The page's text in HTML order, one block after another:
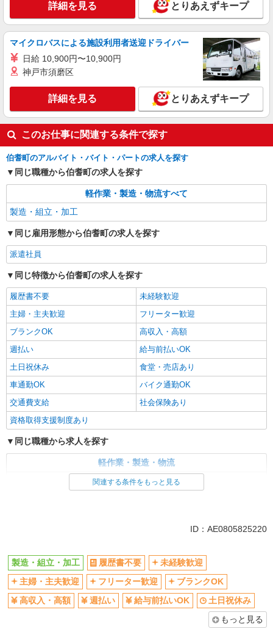
詳細を見る とりあえずキープ
マイクロバスによる施設利用者送迎ドライバー
日給 10,900円〜10,900円
神戸市須磨区
詳細を見る とりあえずキープ
このお仕事に関連する条件で探す
伯耆町のアルバイト・バイト・パートの求人を探す
同じ職種から伯耆町の求人を探す
軽作業・製造・物流すべて
製造・組立・加工
同じ雇用形態から伯耆町の求人を探す
派遣社員
同じ特徴から伯耆町の求人を探す
履歴書不要
未経験歓迎
主婦・主夫歓迎
フリーター歓迎
ブランクOK
高収入・高額
週払い
給与前払いOK
土日祝休み
食堂・売店あり
車通勤OK
バイク通勤OK
交通費支給
社会保険あり
資格取得支援制度あり
同じ職種から求人を探す
軽作業・製造・物流
社会保険あり
関連する条件をもっと見る
ID：AE0805825220
製造・組立・加工 履歴書不要
未経験歓迎
主婦・主夫歓迎
フリーター歓迎
ブランクOK
高収入・高額
週払い 給与前払いOK
土日祝休み
もっと見る